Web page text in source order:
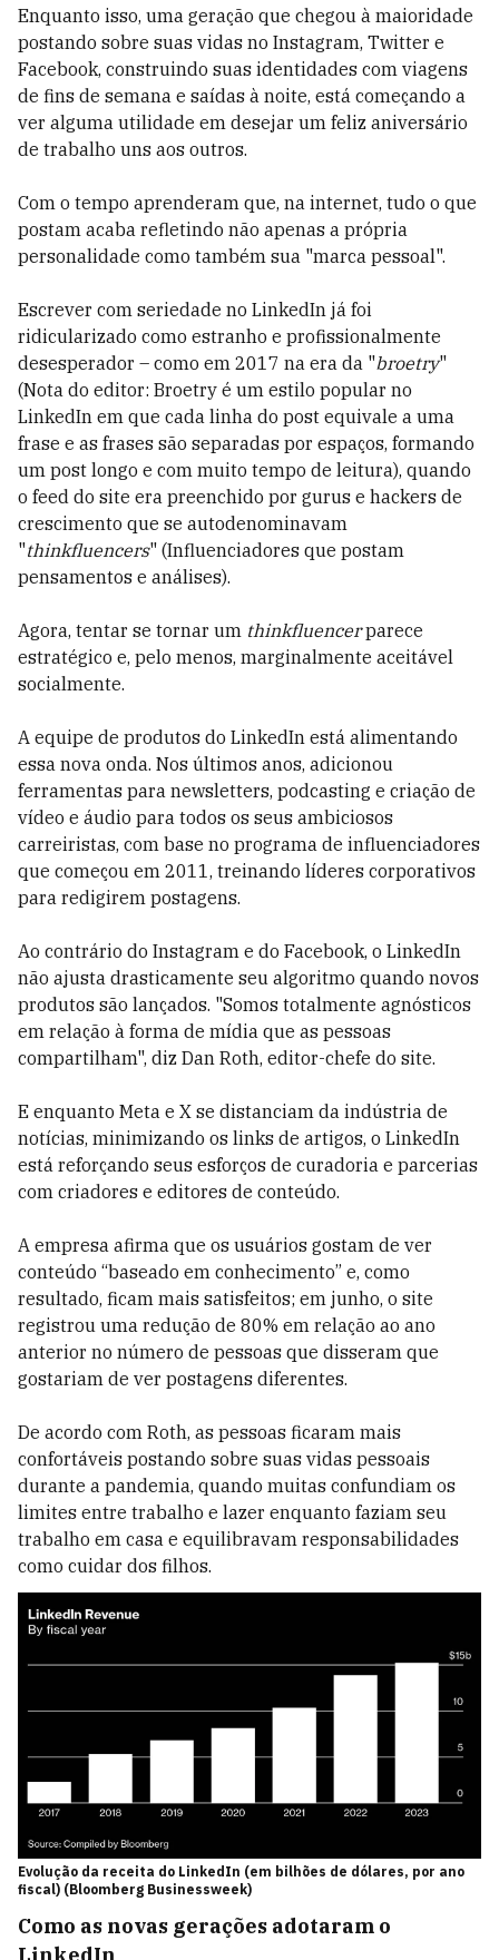
Enquanto isso, uma geração que chegou à maioridade
postando sobre suas vidas no Instagram, Twitter e
Facebook, construindo suas identidades com viagens
de fins de semana e saídas à noite, está começando a
ver alguma utilidade em desejar um feliz aniversário
de trabalho uns aos outros.
Com o tempo aprenderam que, na internet, tudo o que
postam acaba refletindo não apenas a própria
personalidade como também sua "marca pessoal".
Escrever com seriedade no LinkedIn já foi
ridicularizado como estranho e profissionalmente
desesperador – como em 2017 na era da "broetry"
(Nota do editor: Broetry é um estilo popular no
LinkedIn em que cada linha do post equivale a uma
frase e as frases são separadas por espaços, formando
um post longo e com muito tempo de leitura), quando
o feed do site era preenchido por gurus e hackers de
crescimento que se autodenominavam
"thinkfluencers" (Influenciadores que postam
pensamentos e análises).
Agora, tentar se tornar um thinkfluencerparece
estratégico e, pelo menos, marginalmente aceitável
socialmente.
A equipe de produtos do LinkedIn está alimentando
essa nova onda. Nos últimos anos, adicionou
ferramentas para newsletters, podcasting e criação de
vídeo e áudio para todos os seus ambiciosos
carreiristas, com base no programa de influenciadores
que começou em 2011, treinando líderes corporativos
para redigirem postagens.
Ao contrário do Instagram e do Facebook, o LinkedIn
não ajusta drasticamente seu algoritmo quando novos
produtos são lançados. "Somos totalmente agnósticos
em relação à forma de mídia que as pessoas
compartilham", diz Dan Roth, editor-chefe do site.
E enquanto Meta e X se distanciam da indústria de
notícias, minimizando os links de artigos, o LinkedIn
está reforçando seus esforços de curadoria e parcerias
com criadores e editores de conteúdo.
A empresa afirma que os usuários gostam de ver
conteúdo “baseado em conhecimento” e, como
resultado, ficam mais satisfeitos; em junho, o site
registrou uma redução de 80% em relação ao ano
anterior no número de pessoas que disseram que
gostariam de ver postagens diferentes.
De acordo com Roth, as pessoas ficaram mais
confortáveis postando sobre suas vidas pessoais
durante a pandemia, quando muitas confundiam os
limites entre trabalho e lazer enquanto faziam seu
trabalho em casa e equilibravam responsabilidades
como cuidar dos filhos.
Evolução da receita do LinkedIn (em bilhões de dólares, por ano
fiscal) (Bloomberg Businessweek)
Como as novas gerações adotaram o